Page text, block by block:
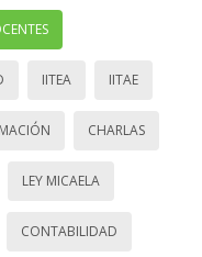
IITEA IITAE
CHARLAS
LEY MICAELA
CONTABILIDAD